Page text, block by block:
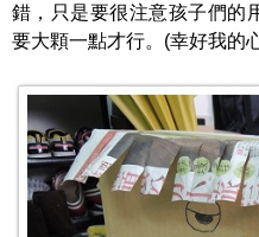
錯，只是要很注意孩子們的
要大顆一點才行。(幸好我的